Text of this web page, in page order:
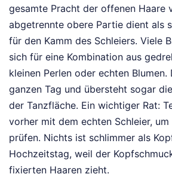
gesamte Pracht der offenen Haare
abgetrennte obere Partie dient als
für den Kamm des Schleiers. Viele
sich für eine Kombination aus
kleinen Perlen oder echten Blumen.
ganzen Tag und übersteht sogar
der Tanzfläche. Ein wichtiger Rat:
vorher mit dem echten Schleier,
prüfen. Nichts ist schlimmer als
Hochzeitstag, weil der
fixierten Haaren zieht.